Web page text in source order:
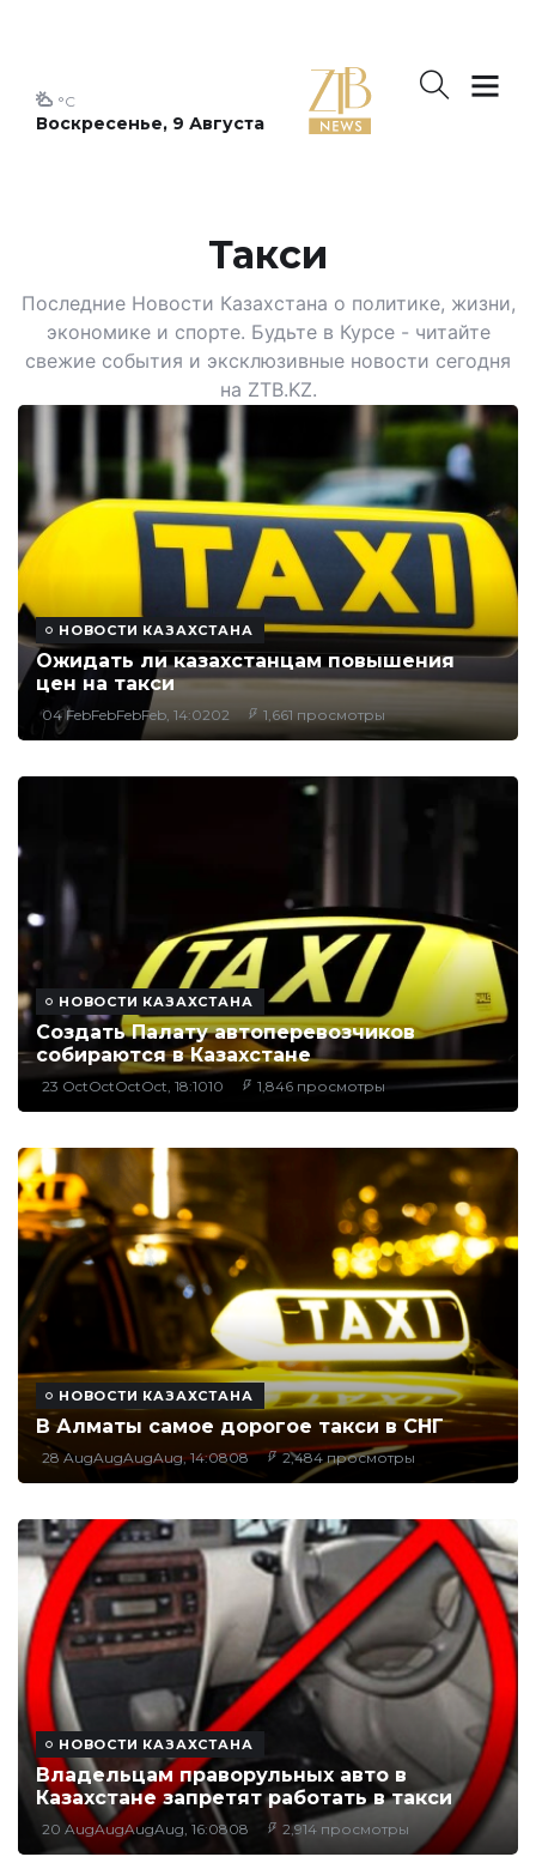
Воскресенье, 9 Августа
°C
Такси
Последние Новости Казахстана о политике, жизни,
экономике и спорте. Будьте в Курсе - читайте
свежие события и эксклюзивные новости сегодня
на ZTB.KZ.
НОВОСТИ КАЗАХСТАНА
Ожидать ли казахстанцам повышения
цен на такси
04 FebFebFebFeb, 14:0202 1,661 просмотры
НОВОСТИ КАЗАХСТАНА
Создать Палату автоперевозчиков
собираются в Казахстане
23 OctOctOctOct, 18:1010 1,846 просмотры
НОВОСТИ КАЗАХСТАНА
В Алматы самое дорогое такси в СНГ
28 AugAugAugAug, 14:0808 2,484 просмотры
НОВОСТИ КАЗАХСТАНА
Владельцам праворульных авто в
Казахстане запретят работать в такси
20 AugAugAugAug, 16:0808 2,914 просмотры